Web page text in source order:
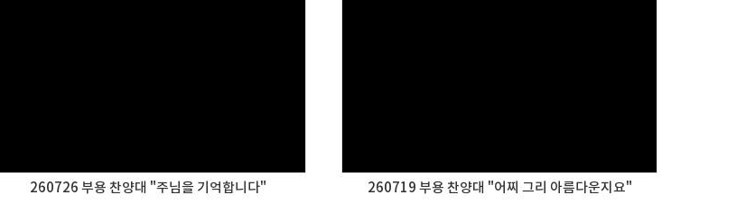
260726 부용 찬양대 "주님을 기억합니다" 260719 부용 찬양대 "어찌 그리 아름다운지요"